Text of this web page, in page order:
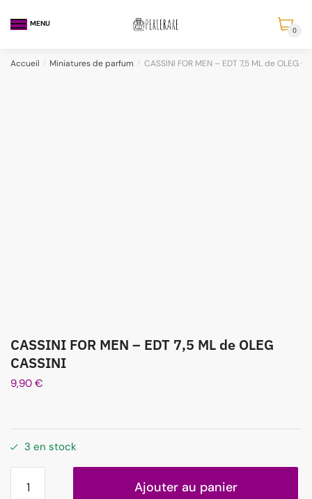
MENU
0
Accueil / Miniatures de parfum / CASSINI FOR MEN – EDT 7,5 ML de OLEG
CASSINI FOR MEN – EDT 7,5 ML de OLEG
CASSINI
9,90 €
3 en stock
Ajouter au panier